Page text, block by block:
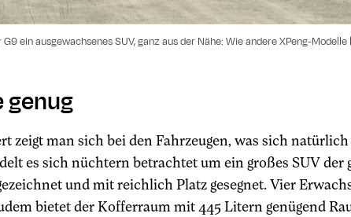
ein ausgewachsenes SUV, ganz aus der Nähe: Wie andere XPeng-
genug
zeigt man sich bei den Fahrzeugen, was sich
es sich nüchtern betrachtet um ein großes SUV
und mit reichlich Platz gesegnet. Vier
bietet der Kofferraum mit 445 Litern genügend